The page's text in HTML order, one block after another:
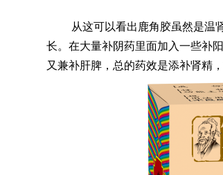
从这可以看出鹿角胶虽然是温
长。在大量补阴药里面加入一些补
又兼补肝脾，总的药效是添补肾精